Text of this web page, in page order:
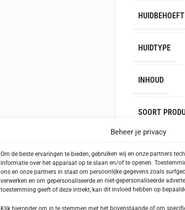
Beheer je privacy
Om de beste ervaringen te bieden, gebruiken wij en onze partners
informatie over het apparaat op te slaan en/of te openen.
ons en onze partners in staat om persoonlijke gegevens zoals
verwerken en om gepersonaliseerde en niet-gepersonaliseerde
toestemming geeft of deze intrekt, kan dit invloed hebben op
Klik hieronder om in te stemmen met het bovenstaande of om
HUIDTYPE
INHOUD
SOORT